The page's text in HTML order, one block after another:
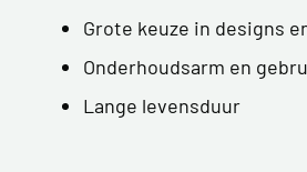
Grote keuze in designs
Onderhoudsarm en
Lange levensduur